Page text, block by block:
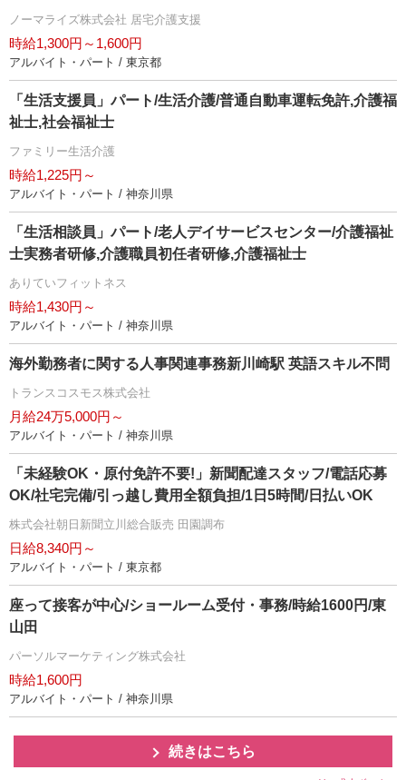
ノーマライズ株式会社 居宅介護支援
時給1,300円～1,600円
アルバイト・パート / 東京都
「生活支援員」パート/生活介護/普通自動車運転免許,介護福
祉士,社会福祉士
ファミリー生活介護
時給1,225円～
アルバイト・パート / 神奈川県
「生活相談員」パート/老人デイサービスセンター/介護福祉
士実務者研修,介護職員初任者研修,介護福祉士
ありていフィットネス
時給1,430円～
アルバイト・パート / 神奈川県
海外勤務者に関する人事関連事務新川崎駅 英語スキル不問
トランスコスモス株式会社
月給24万5,000円～
アルバイト・パート / 神奈川県
「未経験OK・原付免許不要!」新聞配達スタッフ/電話応募
OK/社宅完備/引っ越し費用全額負担/1日5時間/日払いOK
株式会社朝日新聞立川総合販売 田園調布
日給8,340円～
アルバイト・パート / 東京都
座って接客が中心/ショールーム受付・事務/時給1600円/東
山田
パーソルマーケティング株式会社
時給1,600円
アルバイト・パート / 神奈川県
続きはこちら